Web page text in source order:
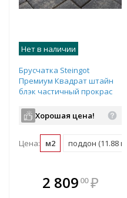
Нет в наличии
Брусчатка Steingot
Премиум Квадрат штайн
блэк частичный прокрас
Хорошая цена!
Цена: м2 поддон (11.88 м2)
2 809 00 ₽
В комплекте
всегда выгоднее!